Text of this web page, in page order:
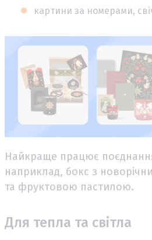
картини за номерами,
Найкраще працює
наприклад, бокс з
та фруктовою пастилою.
Для тепла та світла